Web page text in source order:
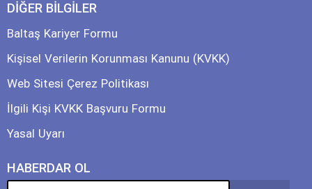
DİĞER BİLGİLER
Baltaş Kariyer Formu
Kişisel Verilerin Korunması Kanunu (KVKK)
Web Sitesi Çerez Politikası
İlgili Kişi KVKK Başvuru Formu
Yasal Uyarı
HABERDAR OL